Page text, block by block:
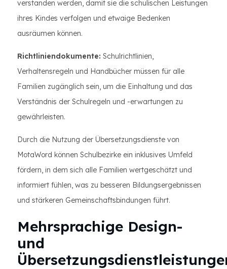
verstanden werden, damit sie die schulischen Leistungen
ihres Kindes verfolgen und etwaige Bedenken
ausräumen können.
Richtliniendokumente: Schulrichtlinien,
Verhaltensregeln und Handbücher müssen für alle
Familien zugänglich sein, um die Einhaltung und das
Verständnis der Schulregeln und -erwartungen zu
gewährleisten.
Durch die Nutzung der Übersetzungsdienste von
MotaWord können Schulbezirke ein inklusives Umfeld
fördern, in dem sich alle Familien wertgeschätzt und
informiert fühlen, was zu besseren Bildungsergebnissen
und stärkeren Gemeinschaftsbindungen führt.
Mehrsprachige Design-
und